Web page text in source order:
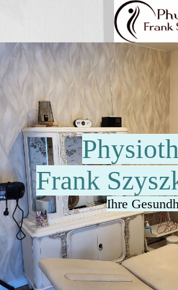
Frank
Ihre